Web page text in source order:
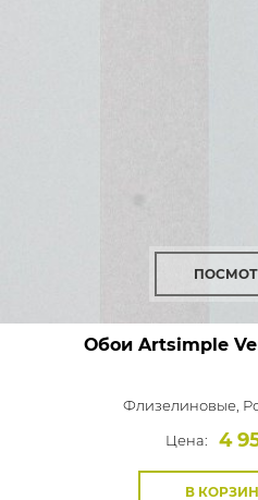
Обои Artsimple
Флизелиновые,
Цена:
4
В